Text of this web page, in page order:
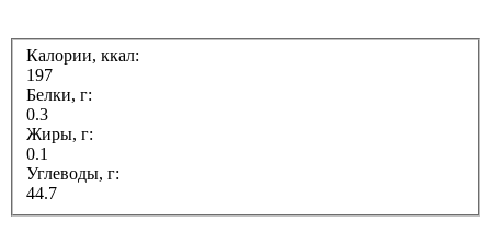
Калории, ккал:
197
Белки, г:
0.3
Жиры, г:
0.1
Углеводы, г:
44.7